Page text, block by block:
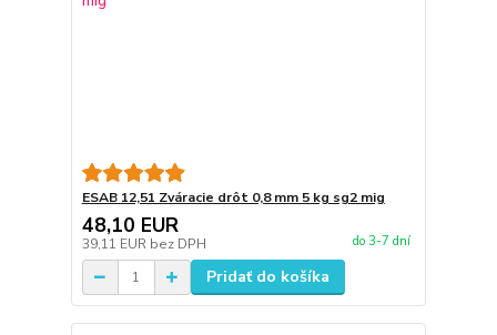
ESAB 12,51 Zváracie drôt 0,8 mm 5 kg sg2 mig
48,10 EUR
39,11 EUR bez DPH do 3-7 dní
Pridať do košíka